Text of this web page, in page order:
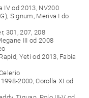
IV od 2013, NV200
Signum, Meriva I do
301, 207, 208
III od 2008
Yeti od 2013, Fabia
2000, Corolla XI od